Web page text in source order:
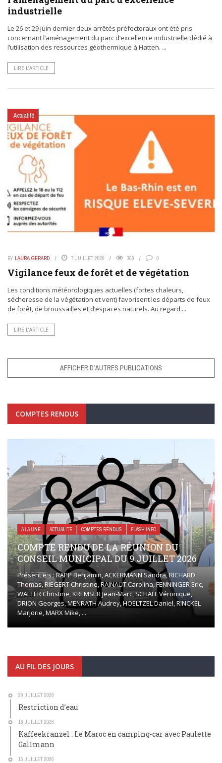
industrielle
Le 26 et 29 juin dernier deux arrêtés préfectoraux ont été pris
concernant l’aménagement du parc d’excellence industrielle dédié à
l’utilisation des ressources géothermique à Hatten. ...
LIRE L’ARTICLE
Actualité
BY LAURA GERARD 7 JUILLET 2026 306 0
Vigilance feux de forêt et de végétation
Les conditions météorologiques actuelles (fortes chaleurs,
sécheresse de la végétation et vent) favorisent les départs de feux
de forêt, de broussailles et d’espaces naturels. Au regard ...
LIRE L’ARTICLE
AFFICHER D’AUTRES PUBLICATIONS
COMPTES RENDUS
A LA UNE ACTUALITÉ COMPTES RENDUS FLASH INFO
COMPTE RENDU DE LA RÉUNION DU
CONSEIL MUNICIPAL DU 9 JUILLET 2026
Présent·e·s : RAPP Benjamin, ACKERMANN Sandra, RICHARD
Thomas, RIEGERT Christine, RAINAUT Carolina, FENNINGER Eric,
WALTER Christine, KREMSER Jean-Marc, SCHALL Véronique,
DRION Georges, MENRATH Audrey, HOELTZEL Daniel, RINCKEL
Marjorie, MARX Mike, ...
AU FIL DES JOURS
29 JUILLET 2026
Restriction d’eau
16 JUILLET 2026
Kaffeekranzel : Le Maroc en camping-car avec Paulette
Gallmann
15 JUILLET 2026